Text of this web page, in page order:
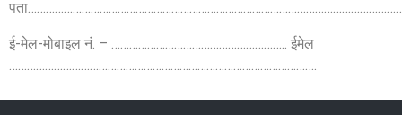
ई-मेल-मोबाइल नं. – ………………………………………………….. ईमेल
………………………………………………………………………………………….